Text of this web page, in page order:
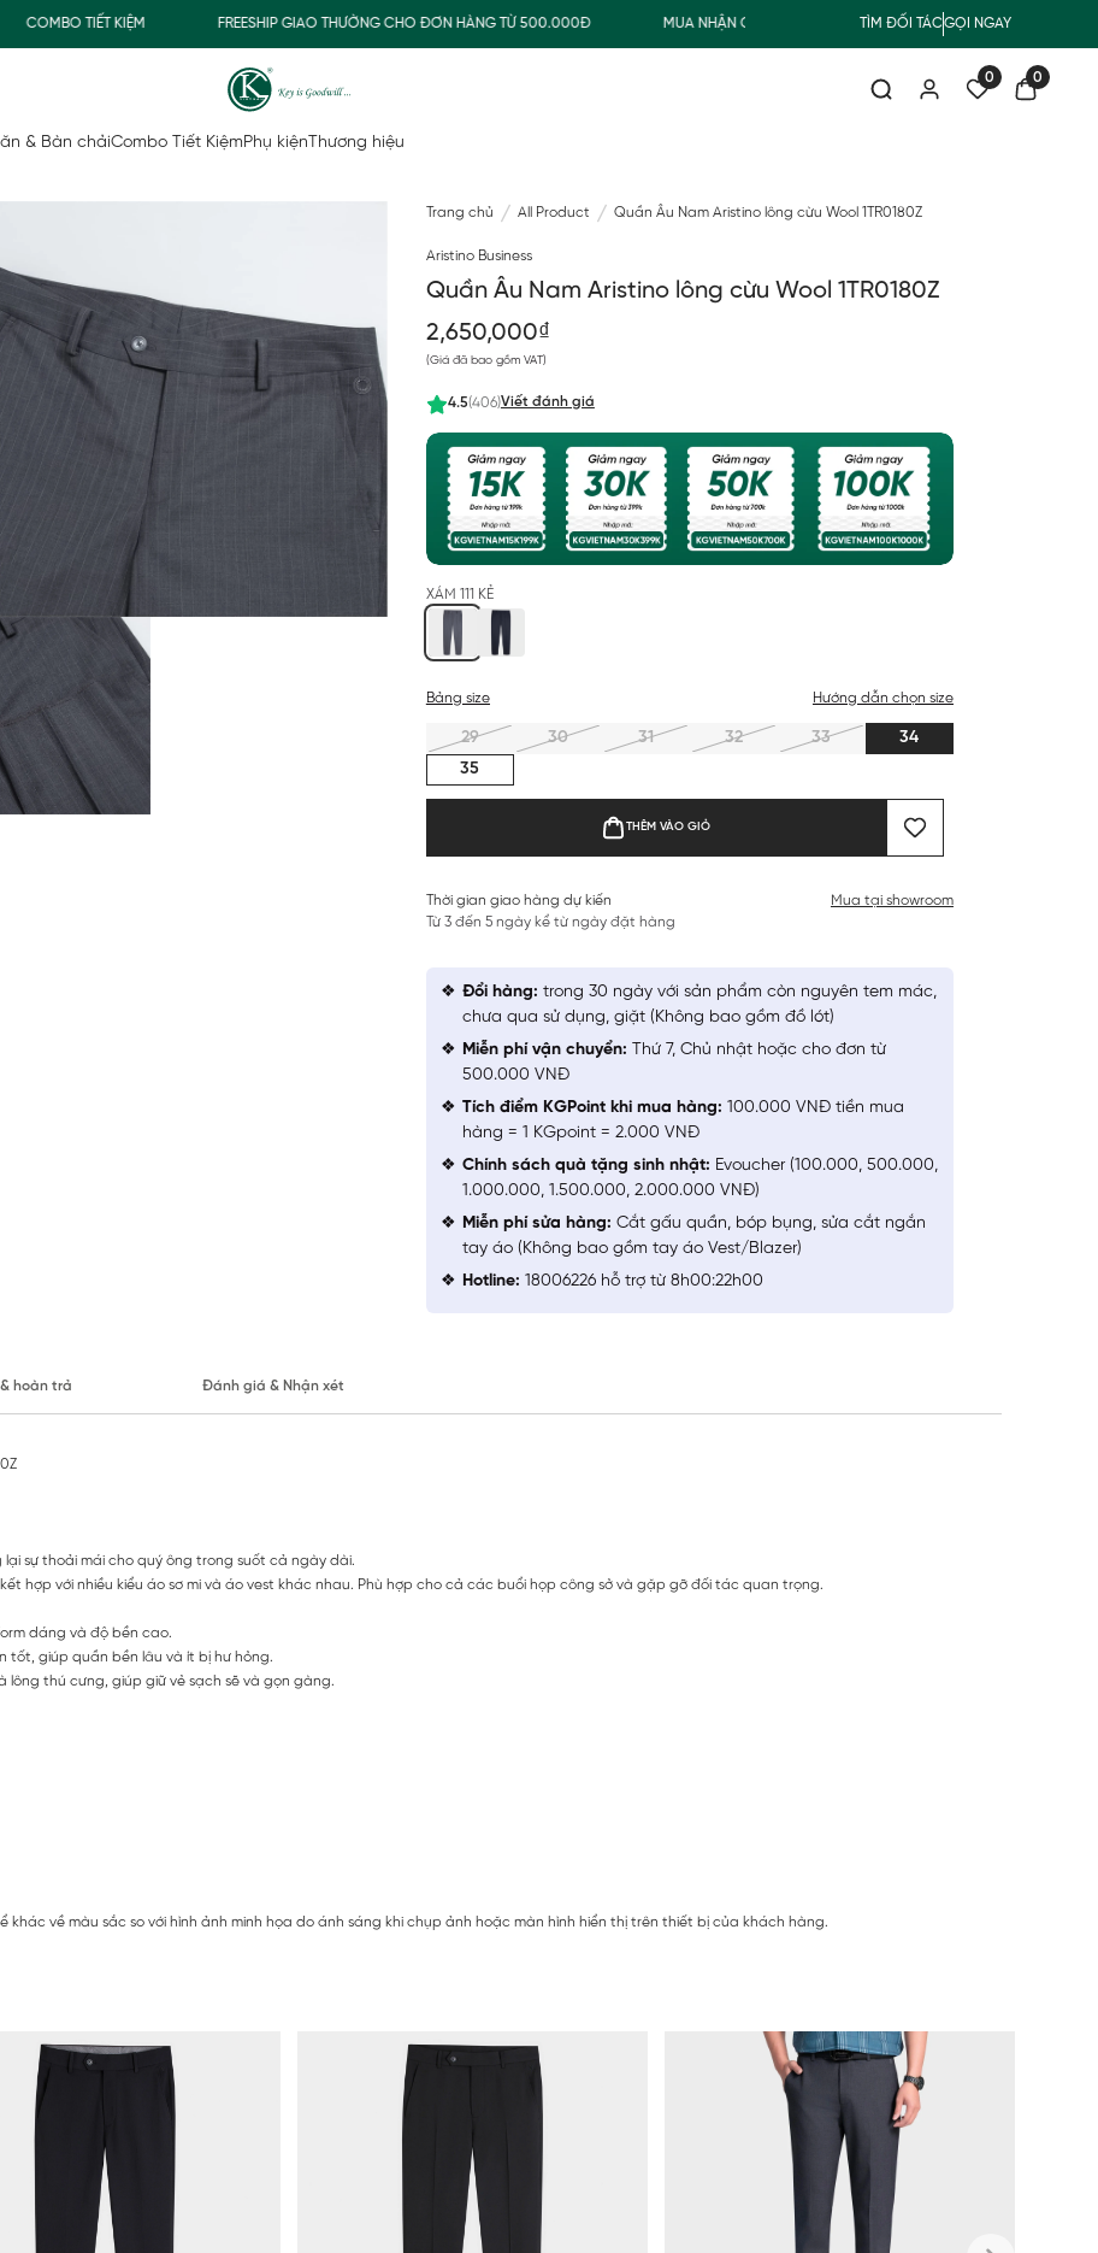
TIẾT KIỆM FREESHIP GIAO THƯỜNG CHO ĐƠN HÀNG TỪ 500.000Đ MUA NHẬN QUÀ FREESHIP GIAO THƯỜNG CHO ĐƠN
TÌM ĐỐI TÁCGỌI NGAY
0 0
& Bàn chảiCombo Tiết KiệmPhụ kiện Thương hiệu
Trang chủ All Product Quần Âu Nam Aristino lông cừu Wool 1TR0180Z
Aristino Business
Quần Âu Nam Aristino lông cừu Wool 1TR0180Z
2,650,000₫
(Giá đã bao gồm VAT)
4.5(406)Viết đánh giá
XÁM 111 KẺ
Bảng size Hướng dẫn chọn size
29 30 31 32 33
34
35
THÊM VÀO GIỎ
Thời gian giao hàng dự kiến
Từ 3 đến 5 ngày kể từ ngày đặt hàng
Mua tại showroom
Đổi hàng: trong 30 ngày với sản phẩm còn nguyên tem mác,
chưa qua sử dụng, giặt (Không bao gồm đồ lót)
Miễn phí vận chuyển: Thứ 7, Chủ nhật hoặc cho đơn từ
500.000 VNĐ
Tích điểm KGPoint khi mua hàng: 100.000 VNĐ tiền mua
hàng = 1 KGpoint = 2.000 VNĐ
Chính sách quà tặng sinh nhật: Evoucher (100.000, 500.000,
1.000.000, 1.500.000, 2.000.000 VNĐ)
Miễn phí sửa hàng: Cắt gấu quần, bóp bụng, sửa cắt ngắn
tay áo (Không bao gồm tay áo Vest/Blazer)
Hotline: 18006226 hỗ trợ từ 8h00:22h00
hoàn trả Đánh giá & Nhận xét
sự thoải mái cho quý ông trong suốt cả ngày dài.
hợp với nhiều kiểu áo sơ mi và áo vest khác nhau. Phù hợp cho cả các buổi họp công sở và gặp gỡ đối tác quan trọng.
dáng và độ bền cao.
tốt, giúp quần bền lâu và ít bị hư hỏng.
lông thú cưng, giúp giữ vẻ sạch sẽ và gọn gàng.
về màu sắc so với hình ảnh minh họa do ánh sáng khi chụp ảnh hoặc màn hình hiển thị trên thiết bị của khách hàng.